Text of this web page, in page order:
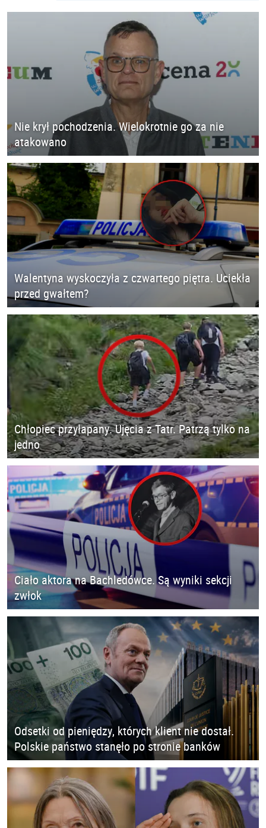
Nie krył pochodzenia. Wielokrotnie go za nie
atakowano
Walentyna wyskoczyła z czwartego piętra. Uciekła
przed gwałtem?
Chłopiec przyłapany. Ujęcia z Tatr. Patrzą tylko na
jedno
Ciało aktora na Bachledówce. Są wyniki sekcji
zwłok
Odsetki od pieniędzy, których klient nie dostał.
Polskie państwo stanęło po stronie banków